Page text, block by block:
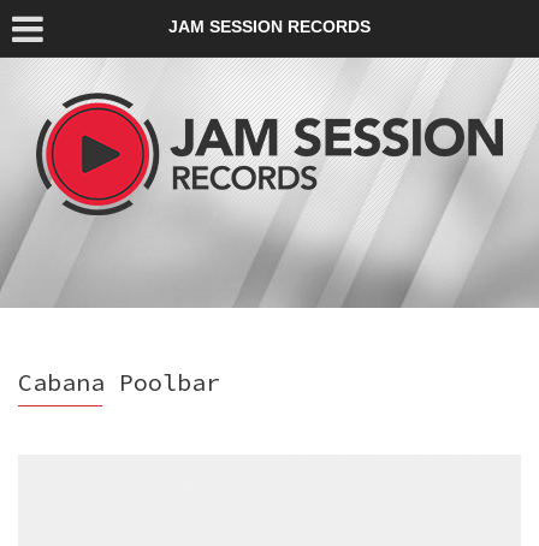
JAM SESSION RECORDS
Cabana Poolbar